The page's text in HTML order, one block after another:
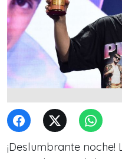
¡Deslumbrante noche!